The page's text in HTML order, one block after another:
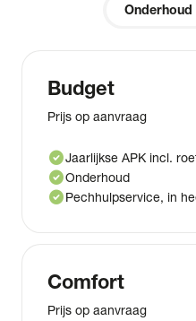
Onderhoud
Budget
Prijs op aanvraag
check_circleJaarlijkse APK incl.
check_circleOnderhoud
check_circlePechhulpservice, in
Comfort
Prijs op aanvraag